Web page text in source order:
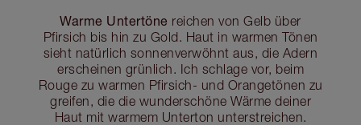
Warme Untertöne reichen von Gelb über
Pfirsich bis hin zu Gold. Haut in warmen Tönen
sieht natürlich sonnenverwöhnt aus, die Adern
erscheinen grünlich. Ich schlage vor, beim
Rouge zu warmen Pfirsich- und Orangetönen zu
greifen, die die wunderschöne Wärme deiner
Haut mit warmem Unterton unterstreichen.